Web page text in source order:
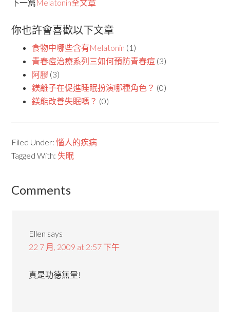
下一篇Melatonin全文章
你也許會喜歡以下文章
食物中哪些含有Melatonin (1)
青春痘治療系列三如何預防青春痘 (3)
阿膠 (3)
鎂離子在促進睡眠扮演哪種角色？ (0)
鎂能改善失眠嗎？ (0)
Filed Under:惱人的疾病
Tagged With:失眠
Comments
Ellen says
22 7 月, 2009 at 2:57 下午
真是功德無量!